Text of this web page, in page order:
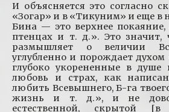
И объясняется это согласно
«Зогар» и в «Тикуним» и еще в
Бина — это верхнее
птенцах и т. д.». Это значит,
размышляет о величии
углубленно и порождает
глубоко укорененные в душе
любовь и страх, как
любить Всевышнего, Б-га
жизнь и т. д.», и не
естественной, скрытой